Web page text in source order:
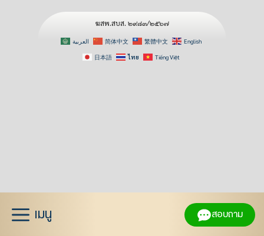
ฆสพ.สบส. ๒๙๘๓/๒๕๖๗
العربية 简体中文 繁體中文 English
日本語 ไทย Tiếng Việt
เมนู สอบถาม